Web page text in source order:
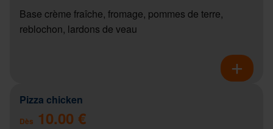
Base crème fraîche, fromage, pommes de terre,
reblochon, lardons de veau
Pizza chicken
Dès 10.00 €